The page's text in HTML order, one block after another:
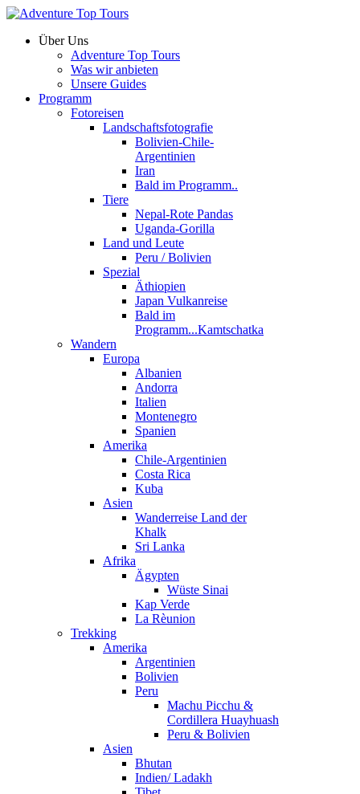
Über Uns
Adventure Top Tours
Was wir anbieten
Unsere Guides
Programm
Fotoreisen
Landschaftsfotografie
Bolivien-Chile-
Argentinien
Iran
Bald im Programm..
Tiere
Nepal-Rote Pandas
Uganda-Gorilla
Land und Leute
Peru / Bolivien
Spezial
Äthiopien
Japan Vulkanreise
Bald im
Programm...Kamtschatka
Wandern
Europa
Albanien
Andorra
Italien
Montenegro
Spanien
Amerika
Chile-Argentinien
Costa Rica
Kuba
Asien
Wanderreise Land der
Khalk
Sri Lanka
Afrika
Ägypten
Wüste Sinai
Kap Verde
La Rèunion
Trekking
Amerika
Argentinien
Bolivien
Peru
Machu Picchu &
Cordillera Huayhuash
Peru & Bolivien
Asien
Bhutan
Indien/ Ladakh